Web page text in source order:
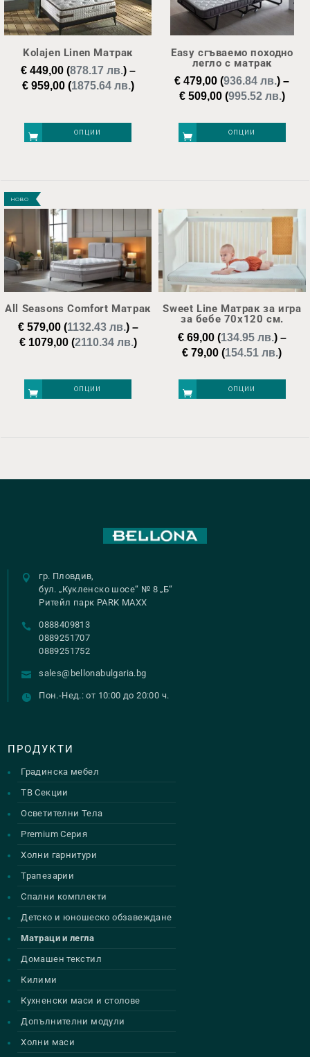
Kolajen Linen Матрак
€449,00(878.17 лв.) –
€959,00(1875.64 лв.)Price
ОПЦИИ
has
variants.
The
options
chosen
product
Easy сгъваемо походно
легло с матрак
€ 479,00 (936.84 лв.) –
€509,00(995.52 лв.)
€
ОПЦИИ
has
multiple
variants.
The
options
be
chosen
on
product
НОВО
All Seasons Comfort Матрак
€579,00(1132.43 лв.) –
€1079,00(2110.34 лв.)Price
€ 1079,00
ОПЦИИ
multiple
options
be
chosen
on
the
product
page
Sweet Line Матрак за игра
за бебе 70х120 см.
€69,00(134.95 лв.) –
€ 79,00 (154.51 лв.)Price
€
ОПЦИИ
multiple
гр. Пловдив,
бул. „Кукленско шосе“ № 8 „Б“
Ритейл парк PARK MAXX
0888409813
0889251707
0889251752
sales@bellonabulgaria.bg
Пон.-Нед.: от 10:00 до 20:00 ч.
ПРОДУКТИ
Градинска мебел
ТВ Секции
Осветителни Тела
Premium Серия
Холни гарнитури
Трапезарии
Спални комплекти
Детско и юношеско обзавеждане
Матраци и легла
Домашен текстил
Килими
Кухненски маси и столове
Допълнителни модули
Холни маси